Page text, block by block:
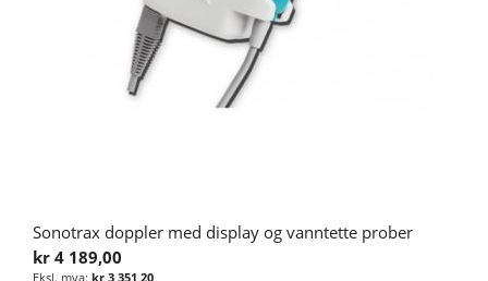
Sonotrax doppler med display og vanntette prober
kr 4 189,00
kr 3 351,20